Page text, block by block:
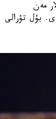
مەن
559885 كورەرمەن تاماشالادى. بۇل تۋرالى